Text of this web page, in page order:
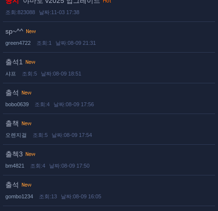
조회:823088 날짜:11-03 17:38
sp~^^
green4722 조회:1 날짜:08-09 21:31
출석1
샤프 조회:5 날짜:08-09 18:51
출석
bobo0639 조회:4 날짜:08-09 17:56
출책
오렌지걸 조회:5 날짜:08-09 17:54
출첵3
bm4821 조회:4 날짜:08-09 17:50
출석
gombo1234 조회:13 날짜:08-09 16:05